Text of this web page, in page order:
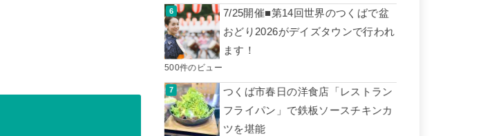
7/25開催■第14回世界のつくばで盆
おどり2026がデイズタウンで行われ
ます！
500件のビュー
つくば市春日の洋食店「レストラン
フライパン」で鉄板ソースチキンカ
ツを堪能